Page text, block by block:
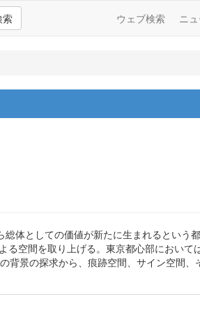
索 ウェブ検索 ニ
体としての価値が新たに生まれるという
る空間を取り上げる。東京都心部において
背景の探求から、痕跡空間、サイン空間、